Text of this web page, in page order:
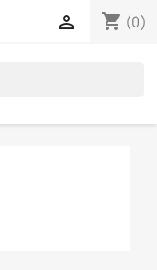
shopping_cart (0)
